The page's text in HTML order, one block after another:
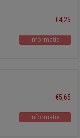
€4,25
Informatie
€5,65
Informatie